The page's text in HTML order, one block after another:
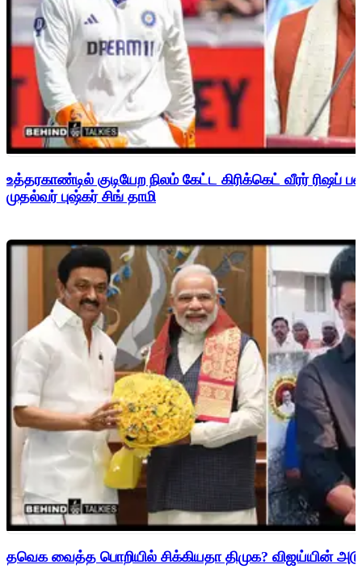
உத்தரகாண்டில் குடியேற நிலம் கேட்ட கிரிக்கெட் வீரர்
முதல்வர் புஷ்கர் சிங் தாமி
தவெக வைத்த பொறியில் சிக்கியதா திமுக? விஜய்யின்